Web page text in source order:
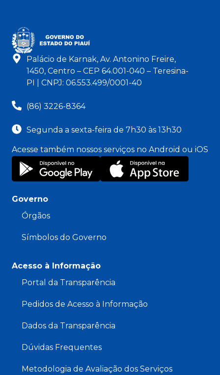
Palácio de Karnak, Av. Antonino Freire,
1450, Centro – CEP 64.001-040 – Teresina-
PI | CNPJ: 06.553.499/0001-40
(86) 3226-8364
Segunda a sexta-feira de 7h30 às 13h30
Acesse também nossos serviços no Android ou iOS
Governo
Órgãos
Símbolos do Governo
Acesso à Informação
Portal da Transparência
Pedidos de Acesso à Informação
Dados da Transparência
Dúvidas Frequentes
Metodologia de Avaliação dos Serviços